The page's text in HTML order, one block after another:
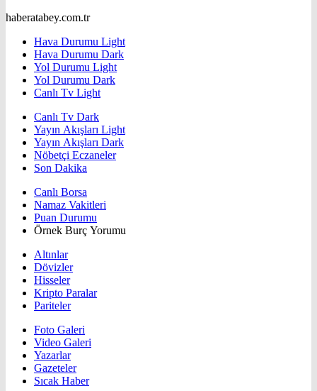
haberatabey.com.tr
Hava Durumu Light
Hava Durumu Dark
Yol Durumu Light
Yol Durumu Dark
Canlı Tv Light
Canlı Tv Dark
Yayın Akışları Light
Yayın Akışları Dark
Nöbetçi Eczaneler
Son Dakika
Canlı Borsa
Namaz Vakitleri
Puan Durumu
Örnek Burç Yorumu
Altınlar
Dövizler
Hisseler
Kripto Paralar
Pariteler
Foto Galeri
Video Galeri
Yazarlar
Gazeteler
Sıcak Haber